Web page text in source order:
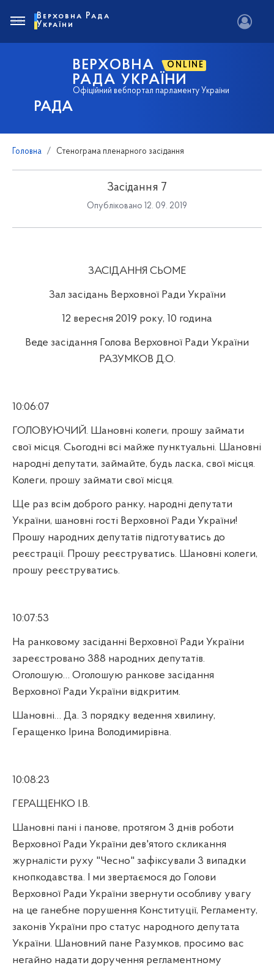
РАДА
ВЕРХОВНА ONLINE
РАДА УКРАЇНИ
Офіційний вебпортал парламенту України
Верховна Рада
України
Головна Стенограма пленарного засідання
Засідання 7
Опубліковано 12. 09. 2019
ЗАСІДАННЯ СЬОМЕ
Зал засідань Верховної Ради України
12 вересня 2019 року, 10 година
Веде засідання Голова Верховної Ради України
РАЗУМКОВ Д.О.
10:06:07
ГОЛОВУЮЧИЙ. Шановні колеги, прошу займати
свої місця. Сьогодні всі майже пунктуальні. Шановні
народні депутати, займайте, будь ласка, свої місця.
Колеги, прошу займати свої місця.
Ще раз всім доброго ранку, народні депутати
України, шановні гості Верховної Ради України!
Прошу народних депутатів підготуватись до
реєстрації. Прошу реєструватись. Шановні колеги,
прошу реєструватись.
10:07:53
На ранковому засіданні Верховної Ради України
зареєстровано 388 народних депутатів.
Оголошую… Оголошую ранкове засідання
Верховної Ради України відкритим.
Шановні… Да. З порядку ведення хвилину,
Геращенко Ірина Володимирівна.
10:08:23
ГЕРАЩЕНКО І.В.
Шановні пані і панове, протягом 3 днів роботи
Верховної Ради України дев'ятого скликання
журналісти руху "Чесно" зафіксували 3 випадки
кнопкодавства. І ми звертаємося до Голови
Верховної Ради України звернути особливу увагу
на це ганебне порушення Конституції, Регламенту,
законів України про статус народного депутата
України. Шановний пане Разумков, просимо вас
негайно надати доручення регламентному